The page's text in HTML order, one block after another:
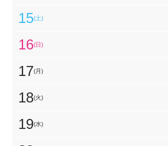
15(土)
16(日)
17(月)
18(火)
19(水)